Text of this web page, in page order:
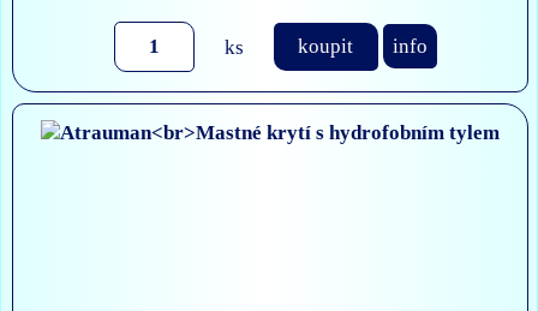
ks koupit info